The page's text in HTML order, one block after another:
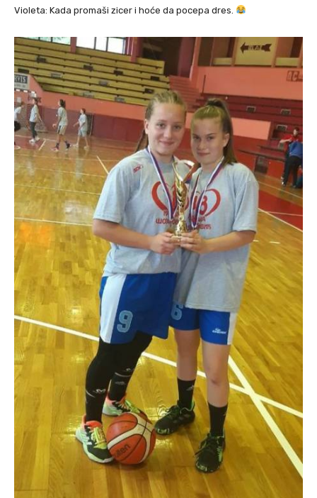
Violeta: Kada promaši zicer i hoće da pocepa dres.